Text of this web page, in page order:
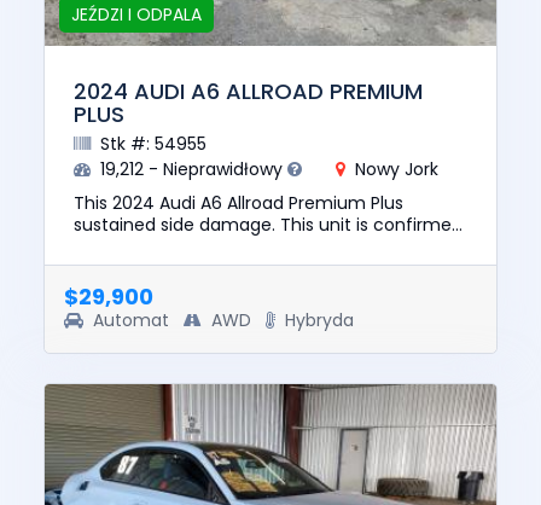
JEŹDZI I ODPALA
2024 AUDI A6 ALLROAD PREMIUM
PLUS
Stk #: 54955
19,212 - Nieprawidłowy
Nowy Jork
This 2024 Audi A6 Allroad Premium Plus
sustained side damage. This unit is confirmed
this vehicle was $54599....
$29,900
Automat AWD Hybryda